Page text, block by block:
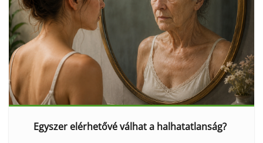
Egyszer elérhetővé válhat a halhatatlanság?